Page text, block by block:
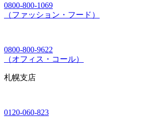
0800-800-1069
（ファッション・フード）
0800-800-9622
（オフィス・コール）
札幌支店
0120-060-823